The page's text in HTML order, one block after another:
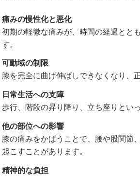
痛みの慢性化と悪化
初期の軽微な痛みが、時間の経過とと
す。
可動域の制限
膝を完全に曲げ伸ばしできなくなり、
日常生活への支障
歩行、階段の昇り降り、立ち座りとい
他の部位への影響
膝の痛みをかばうことで、腰や股関節
起こすことがあります。
精神的な負担